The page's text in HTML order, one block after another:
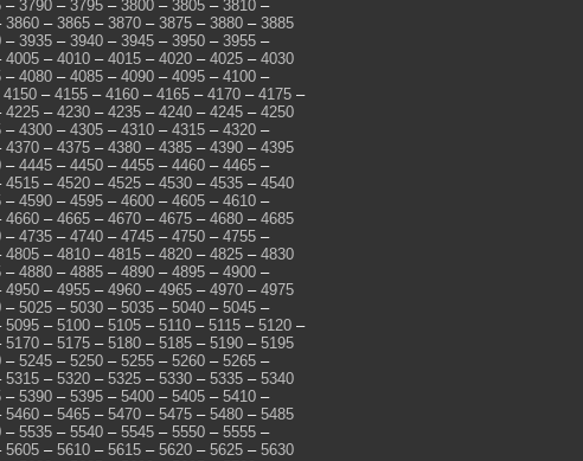
– 3790 – 3795 – 3800 – 3805 – 3810 –
3860 – 3865 – 3870 – 3875 – 3880 – 3885
– 3935 – 3940 – 3945 – 3950 – 3955 –
4005 – 4010 – 4015 – 4020 – 4025 – 4030
– 4080 – 4085 – 4090 – 4095 – 4100 –
4150 – 4155 – 4160 – 4165 – 4170 – 4175 –
4225 – 4230 – 4235 – 4240 – 4245 – 4250
– 4300 – 4305 – 4310 – 4315 – 4320 –
4370 – 4375 – 4380 – 4385 – 4390 – 4395
– 4445 – 4450 – 4455 – 4460 – 4465 –
4515 – 4520 – 4525 – 4530 – 4535 – 4540
– 4590 – 4595 – 4600 – 4605 – 4610 –
4660 – 4665 – 4670 – 4675 – 4680 – 4685
– 4735 – 4740 – 4745 – 4750 – 4755 –
4805 – 4810 – 4815 – 4820 – 4825 – 4830
– 4880 – 4885 – 4890 – 4895 – 4900 –
4950 – 4955 – 4960 – 4965 – 4970 – 4975
– 5025 – 5030 – 5035 – 5040 – 5045 –
5095 – 5100 – 5105 – 5110 – 5115 – 5120 –
5170 – 5175 – 5180 – 5185 – 5190 – 5195
– 5245 – 5250 – 5255 – 5260 – 5265 –
5315 – 5320 – 5325 – 5330 – 5335 – 5340
– 5390 – 5395 – 5400 – 5405 – 5410 –
5460 – 5465 – 5470 – 5475 – 5480 – 5485
– 5535 – 5540 – 5545 – 5550 – 5555 –
5605 – 5610 – 5615 – 5620 – 5625 – 5630